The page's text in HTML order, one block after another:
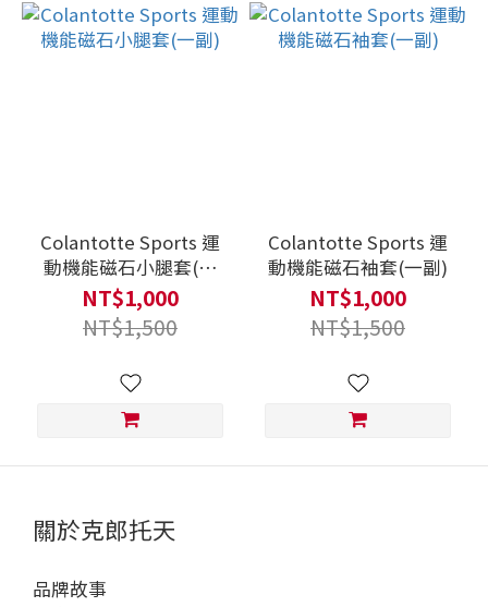
Colantotte Sports 運
動機能磁石小腿套(一
副)
NT$1,000
NT$1,500
Colantotte Sports 運
動機能磁石袖套(一副)
NT$1,000
NT$1,500
關於克郎托天
品牌故事